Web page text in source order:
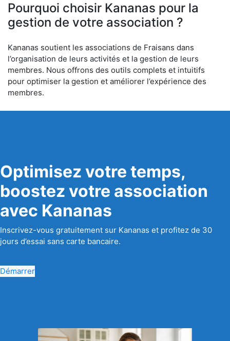
Pourquoi choisir Kananas pour la
gestion de votre association ?
Kananas soutient les associations de Fraisans dans
l’organisation de leurs activités et la gestion de leurs
membres. Nous offrons des outils complets et intuitifs
pour optimiser la gestion et améliorer l’expérience des
membres.
Optimisez votre temps,
boostez votre association
avec Kananas
Inscrivez-vous gratuitement sur Kananas et profitez de 30
jours d’essai sans carte bancaire.
Démarrer